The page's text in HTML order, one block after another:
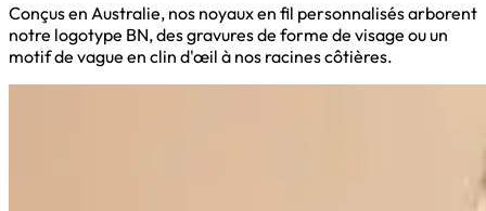
Conçus en Australie, nos noyaux en fil personnalisés arborent
notre logotype BN, des gravures de forme de visage ou un
motif de vague en clin d'œil à nos racines côtières.